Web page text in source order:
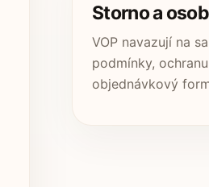
Storno a
VOP navazují na
podmínky,
objednávkový